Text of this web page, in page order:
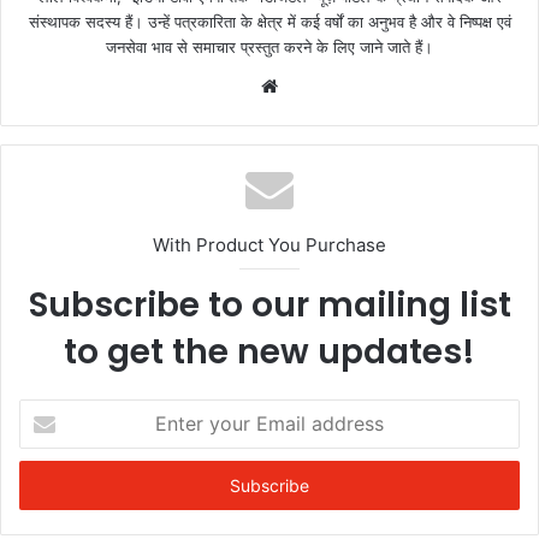
संस्थापक सदस्य हैं। उन्हें पत्रकारिता के क्षेत्र में कई वर्षों का अनुभव है और वे निष्पक्ष एवं
जनसेवा भाव से समाचार प्रस्तुत करने के लिए जाने जाते हैं।
With Product You Purchase
Subscribe to our mailing list
to get the new updates!
your
Email